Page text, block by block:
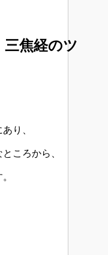
焦経のツ
り、
ころから、